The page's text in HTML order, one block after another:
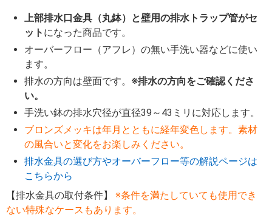
上部排水口金具（丸鉢）と壁用の排水トラップ管がセ
ット になった商品です。
オーバーフロー（アフレ）の無い手洗い器などに使い
ます。
排水の方向は壁面です。 ※排水の方向をご確認くださ
い。
手洗い鉢の排水穴径が直径39～43ミリに対応します。
ブロンズメッキは年月とともに経年変色します。素材
の風合いと変化をお楽しみください。
排水金具の選び方やオーバーフロー等の解説ページは
こちらから
【排水金具の取付条件】 ※条件を満たしていても使用でき
ない特殊なケースもあります。